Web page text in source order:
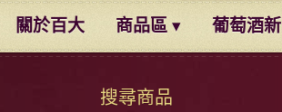
關於百大 商品區 葡萄酒
搜尋商品